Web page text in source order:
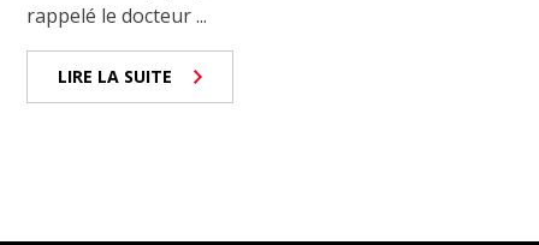
rappelé le docteur ...
LIRE LA SUITE